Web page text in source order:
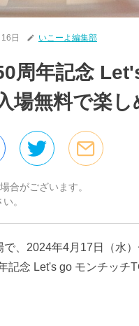
日 いこーよ編集部
周年記念
場無料で楽し
合がございます。
。
、2024年4月17日（水
記念 Let's go モンチッチ